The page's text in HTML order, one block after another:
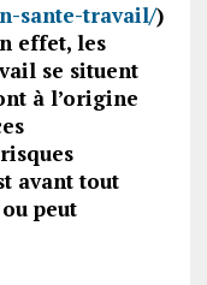
sante-travail/)
effet, les
se situent
à l’origine
avant tout
peut